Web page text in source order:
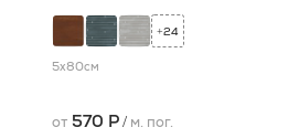
+24
5x80см
от 570 Р/ м. пог.